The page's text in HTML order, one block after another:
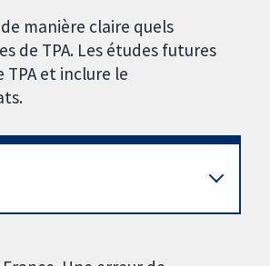
manière claire quels
de TPA. Les études futures
et inclure le